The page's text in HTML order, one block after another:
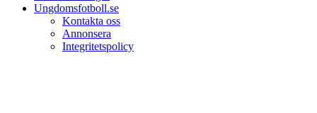
Ungdomsfotboll.se
Kontakta oss
Annonsera
Integritetspolicy